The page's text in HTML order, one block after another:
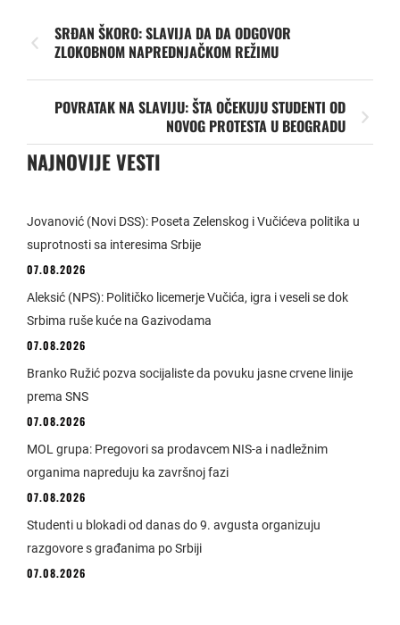
SRĐAN ŠKORO: SLAVIJA DA DA ODGOVOR
ZLOKOBNOM NAPREDNJAČKOM REŽIMU
POVRATAK NA SLAVIJU: ŠTA OČEKUJU STUDENTI OD
NOVOG PROTESTA U BEOGRADU
NAJNOVIJE VESTI
Jovanović (Novi DSS): Poseta Zelenskog i Vučićeva politika u
suprotnosti sa interesima Srbije
07.08.2026
Aleksić (NPS): Političko licemerje Vučića, igra i veseli se dok
Srbima ruše kuće na Gazivodama
07.08.2026
Branko Ružić pozva socijaliste da povuku jasne crvene linije
prema SNS
07.08.2026
MOL grupa: Pregovori sa prodavcem NIS-a i nadležnim
organima napreduju ka završnoj fazi
07.08.2026
Studenti u blokadi od danas do 9. avgusta organizuju
razgovore s građanima po Srbiji
07.08.2026